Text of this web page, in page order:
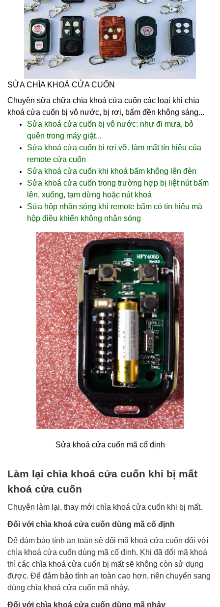
SỬA CHÌA KHOÁ CỬA CUỐN
Chuyên sữa chữa chìa khoá cửa cuốn các loại khi chìa
khoá cửa cuốn bị vô nước, bị rơi, bấm đền không sáng...
Sửa khoá cửa cuốn bị vô nước: như đi mưa, bỏ
quên trong máy giặt...
Sửa khoá cửa cuốn bị rơi vỡ, làm mất tín hiệu của
remote cửa cuốn
Sửa khoá cửa cuốn khi khoá bấm không lên đèn
Sửa khoá cửa cuốn trong trường hợp bị liệt nút bấm
lên, xuống, tạm dừng hoặc nút khoá
Sửa hộp nhận sóng khi remote bấm có tín hiệu mà
hộp điều khiển không nhận sóng
Sửa khoá cửa cuốn mã cố định
Làm lại chìa khoá cửa cuốn khi bị mất
khoá cửa cuốn
Chuyên làm lại, thay mới chìa khoá cửa cuốn khi bị mất.
Đối với chìa khoá cửa cuốn dùng mã cố định
Để đảm bảo tính an toàn sẽ đổi mã khoá cửa cuốn đối với
chìa khoá cửa cuốn dùng mã cố đinh. Khi đã đổi mã khoá
thì các chìa khoá cửa cuốn bị mất sẽ không còn sử dụng
được. Để đảm bảo tính an toàn cao hơn, nên chuyển sang
dùng chìa khoá cửa cuốn mã nhảy.
Đối với chìa khoá cửa cuốn dùng mã nhảy